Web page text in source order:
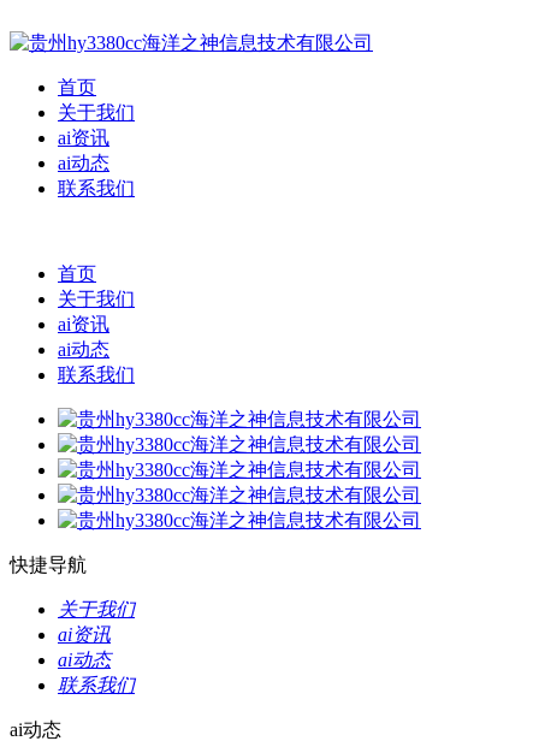
首页
关于我们
ai资讯
ai动态
联系我们
首页
关于我们
ai资讯
ai动态
联系我们
快捷导航
关于我们
ai资讯
ai动态
联系我们
ai动态